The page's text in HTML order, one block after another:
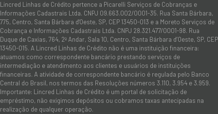
Lincred Linhas de Crédito pertence a Picarelli Serviços de Cobranças e
Informações Cadastrais Ltda. CNPJ 09.663.002/0001-35. Rua Santa Bárbara,
775, Centro, Santa Bárbara d'Oeste, SP, CEP 13450-013 e a Moreto Serviços de
Cobrança e Informações Cadastrais Ltda. CNPJ 28.321.477/0001-98. Rua
Duque de Caxias, 764, 2º Andar, Sala 10, Centro, Santa Bárbara d’Oeste, SP, CEP
13450-015. A Lincred Linhas de Crédito não é uma instituição financeira:
atuamos como correspondente bancário prestando serviços de
intermediação e atendimento aos clientes e usuários de instituições
financeiras. A atividade de correspondente bancário é regulada pelo Banco
Central do Brasil, nos termos das Resoluções números 3.110, 3.954 e 3.959.
Importante: Lincred Linhas de Crédito é um portal de solicitação de
empréstimo, não exigimos depósitos ou cobramos taxas antecipadas na
realização de qualquer operação.